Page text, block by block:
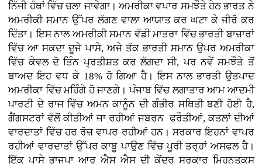
ਨਿੱਜੀ ਹੱਥਾਂ ਵਿੱਚ ਚਲਾ ਜਾਵੇਗਾ। ਅਮਰੀਕਾ ਵਪਾਰ ਸਮਝੌਤੇ ਹੇਠ ਭਾਰਤ ਨੇ
ਅਮਰੀਕੀ ਸਮਾਨ ਉੱਪਰ ਲੱਗਣ ਵਾਲਾ ਆਯਾਤ ਕਰ ਘਟਾ ਕੇ ਜੀਰੋ ਕਰ
ਦਿੱਤਾ। ਇਸ ਨਾਲ ਅਮਰੀਕੀ ਸਮਾਨ ਵੱਡੀ ਮਾਤਰਾ ਵਿੱਚ ਭਾਰਤੀ ਬਾਜ਼ਾਰਾਂ
ਵਿੱਚ ਆ ਸਕਦਾ ਦੂਜੇ ਪਾਸੇ, ਅਜੇ ਤੱਕ ਭਾਰਤੀ ਸਮਾਨ ਉਪਰ ਅਮਰੀਕਾ
ਵਿੱਚ ਕੇਵਲ ਦੋ ਤਿੰਨ ਪ੍ਰਤੀਸ਼ਤ ਕਰ ਲੱਗਦਾ ਸੀ, ਪਰ ਨਵੇਂ ਸਮਝੌਤੇ ਤੋਂ
ਬਾਅਦ ਇਹ ਵਧ ਕੇ 18% ਹੋ ਗਿਆ ਹੈ। ਇਸ ਨਾਲ ਭਾਰਤੀ ਉਤਪਾਦ
ਅਮਰੀਕਾ ਵਿੱਚ ਮਹਿੰਗੇ ਹੋ ਜਾਣਗੇ। ਪੰਜਾਬ ਵਿੱਚ ਲਗਾਤਾਰ ਆਮ ਆਦਮੀ
ਪਾਰਟੀ ਦੇ ਰਾਜ ਵਿੱਚ ਅਮਨ ਕਾਨੂੰਨ ਦੀ ਗੰਭੀਰ ਸਥਿਤੀ ਬਣੀ ਹੋਈ ਹੈ,
ਗੈਂਗਸਟਰਾਂ ਵੱਲੋਂ ਕੀਤੀਆਂ ਜਾ ਰਹੀਆਂ ਜਬਰਨ ਫਰੌਤੀਆਂ, ਕਤਲਾਂ ਦੀਆਂ
ਵਾਰਦਾਤਾਂ ਵਿੱਚ ਹਰ ਰੋਜ਼ ਵਾਪਰ ਰਹੀਆਂ ਹਨ। ਸਰਕਾਰ ਇਹਨਾਂ ਵਾਪਰ
ਰਹੀਆਂ ਵਾਰਦਾਤਾਂ ਉੱਪਰ ਕਾਬੂ ਪਾਉਣ ਵਿੱਚ ਪੂਰੀ ਤਰ੍ਹਾਂ ਅਸਫਲ ਹੈ।
ਇੱਕ ਪਾਸੇ ਭਾਜਪਾ ਆਰ ਐਸ ਐਸ ਦੀ ਕੇਂਦਰ ਸਰਕਾਰ ਮਿਹਨਤਕਸ